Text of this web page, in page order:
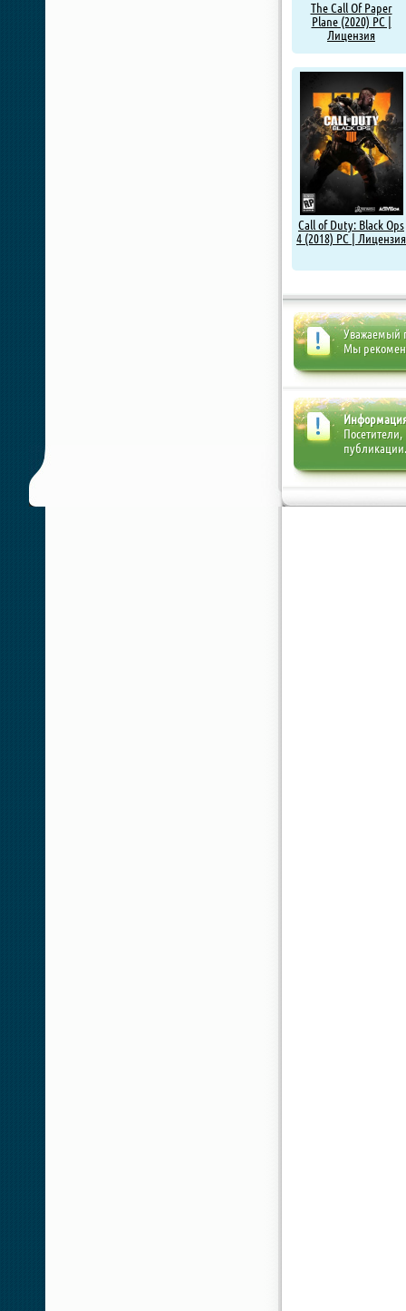
The Call Of Paper
Plane (2020) PC |
Лицензия
Call of Duty: Black Ops
4 (2018) PC | Лицензия
Уважаемый
Мы
публикации.